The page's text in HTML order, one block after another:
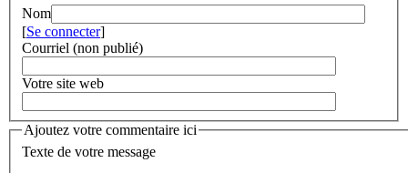
Nom
[Se connecter]
Courriel (non publié)
Votre site web
Ajoutez votre commentaire ici
Texte de votre message